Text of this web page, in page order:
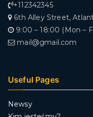
+112342345
6th Alley Street,
9:00 – 18:00 (Mon –
mail@gmail.com
Useful Pages
Newsy